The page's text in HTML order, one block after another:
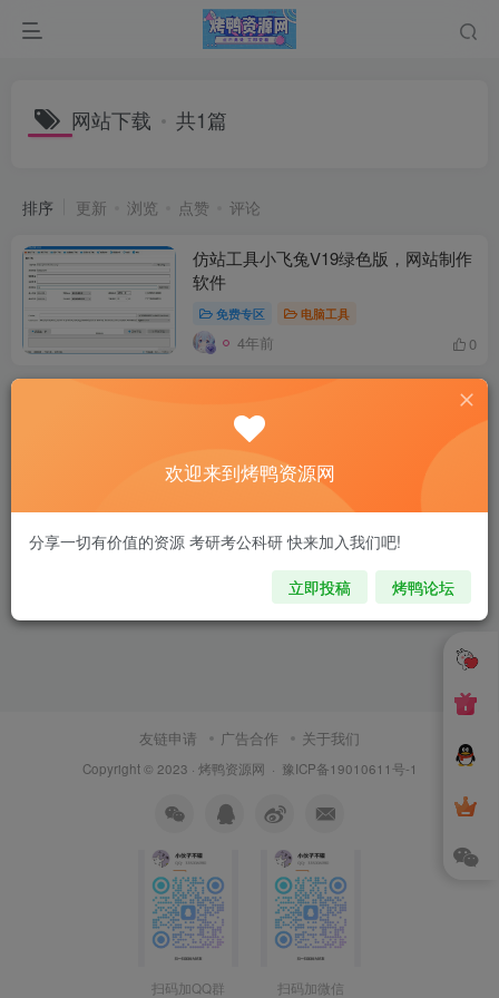
网站下载 共1篇
排序 更新 浏览 点赞 评论
仿站工具小飞兔V19绿色版，网站制作
软件
免费专区 电脑工具
4年前 0
友链申请 广告合作 关于我们
Copyright © 2023 · 烤鸭资源网 · 豫ICP备19010611号-1
扫码加QQ群 扫码加微信
欢迎来到烤鸭资源网
分享一切有价值的资源 考研考公科研 快来加入我们吧!
立即投稿 烤鸭论坛